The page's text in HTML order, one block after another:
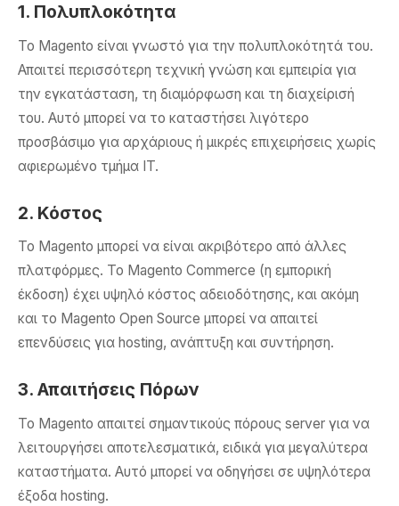
1. Πολυπλοκότητα
Το Magento είναι γνωστό για την πολυπλοκότητά του.
Απαιτεί περισσότερη τεχνική γνώση και εμπειρία για
την εγκατάσταση, τη διαμόρφωση και τη διαχείρισή
του. Αυτό μπορεί να το καταστήσει λιγότερο
προσβάσιμο για αρχάριους ή μικρές επιχειρήσεις χωρίς
αφιερωμένο τμήμα IT.
2. Κόστος
Το Magento μπορεί να είναι ακριβότερο από άλλες
πλατφόρμες. Το Magento Commerce (η εμπορική
έκδοση) έχει υψηλό κόστος αδειοδότησης, και ακόμη
και το Magento Open Source μπορεί να απαιτεί
επενδύσεις για hosting, ανάπτυξη και συντήρηση.
3. Απαιτήσεις Πόρων
Το Magento απαιτεί σημαντικούς πόρους server για να
λειτουργήσει αποτελεσματικά, ειδικά για μεγαλύτερα
καταστήματα. Αυτό μπορεί να οδηγήσει σε υψηλότερα
έξοδα hosting.